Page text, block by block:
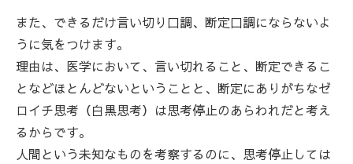
また、できるだけ言い切り口調、断定口調にならないよ
うに気をつけます。
理由は、医学において、言い切れること、断定できるこ
となどほとんどないということと、断定にありがちなゼ
ロイチ思考（白黒思考）は思考停止のあらわれだと考え
るからです。
人間という未知なものを考察するのに、思考停止しては